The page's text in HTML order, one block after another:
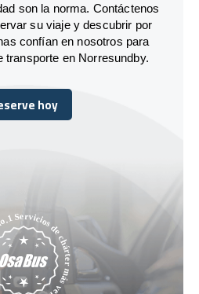
son la norma. Contáctenos
su viaje y descubrir por
confían en nosotros para
transporte en Norresundby.
hoy
hoy